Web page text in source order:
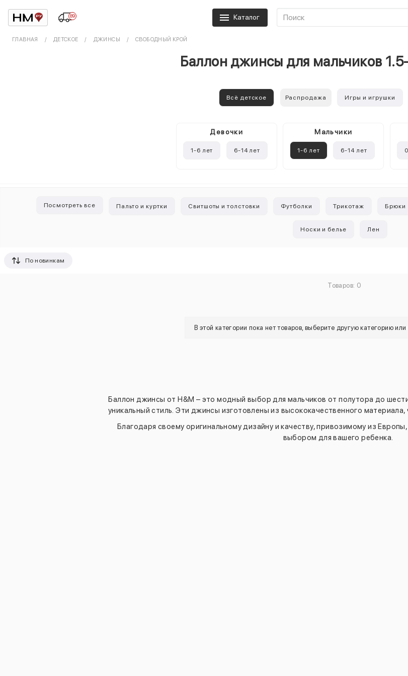
89 Каталог
ГЛАВНАЯ ДЕТСКОЕ ДЖИНСЫ СВОБОДНЫЙ КРОЙ
Баллон джинсы для мальчиков
Всё детское Распродажа Игры и игрушки
Девочки
1-6 лет 6-14 лет
Mальчики
1-6 лет 6-14 лет
Посмотреть все Пальто и куртки Свитшоты и толстовки Футболки Трикотаж Брюки
Носки и белье Лен
По новинкам
Товаров: 0
В этой категории пока нет товаров, выберите другую категорию
Баллон джинсы от H&M – это модный выбор для мальчиков от полутора до
уникальный стиль. Эти джинсы изготовлены из высококачественного
Благодаря своему оригинальному дизайну и качеству, привозимому из
выбором для вашего ребенка.